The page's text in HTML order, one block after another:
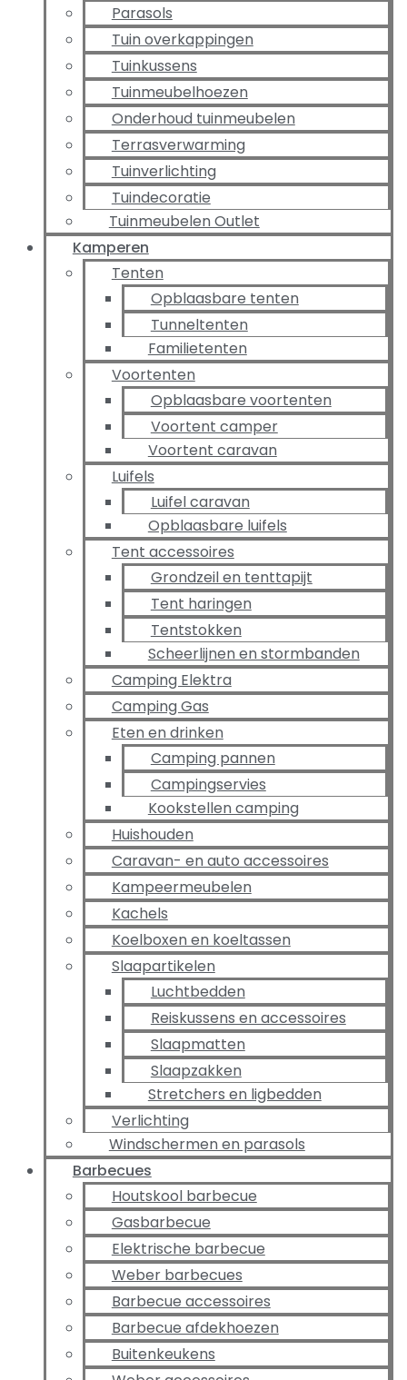
Parasols
Tuin overkappingen
Tuinkussens
Tuinmeubelhoezen
Onderhoud tuinmeubelen
Terrasverwarming
Tuinverlichting
Tuindecoratie
Tuinmeubelen Outlet
Kamperen
Tenten
Opblaasbare tenten
Tunneltenten
Familietenten
Voortenten
Opblaasbare voortenten
Voortent camper
Voortent caravan
Luifels
Luifel caravan
Opblaasbare luifels
Tent accessoires
Grondzeil en tenttapijt
Tent haringen
Tentstokken
Scheerlijnen en stormbanden
Camping Elektra
Camping Gas
Eten en drinken
Camping pannen
Campingservies
Kookstellen camping
Huishouden
Caravan- en auto accessoires
Kampeermeubelen
Kachels
Koelboxen en koeltassen
Slaapartikelen
Luchtbedden
Reiskussens en accessoires
Slaapmatten
Slaapzakken
Stretchers en ligbedden
Verlichting
Windschermen en parasols
Barbecues
Houtskool barbecue
Gasbarbecue
Elektrische barbecue
Weber barbecues
Barbecue accessoires
Barbecue afdekhoezen
Buitenkeukens